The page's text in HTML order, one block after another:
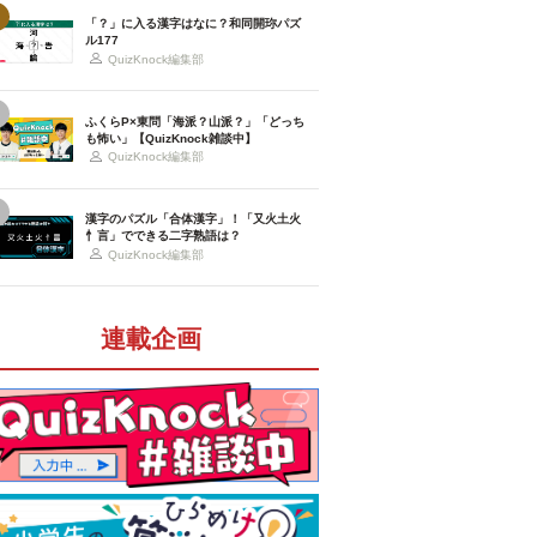
「？」に入る漢字はなに？和同開珎パズ
ル177
QuizKnock編集部
ふくらP×東問「海派？山派？」「どっち
も怖い」【QuizKnock雑談中】
QuizKnock編集部
漢字のパズル「合体漢字」！「又火土火
忄言」でできる二字熟語は？
QuizKnock編集部
連載企画